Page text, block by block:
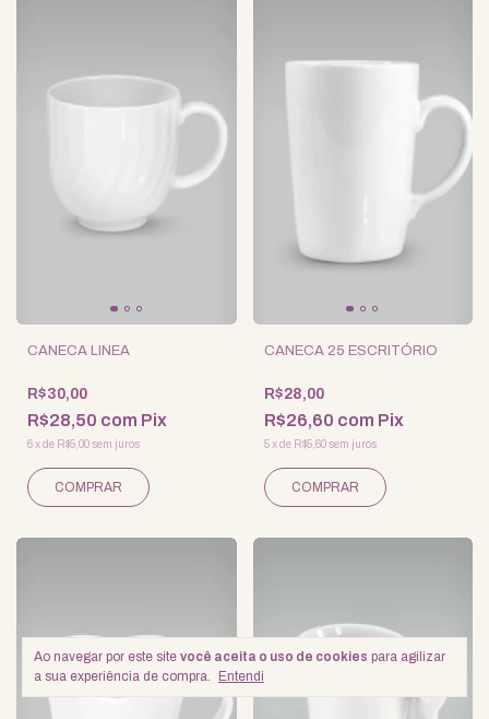
Ao navegar por este site você aceita o uso de cookies para agilizar
a sua experiência de compra.
Entendi
CANECA LINEA
R$30,00
R$28,50 com Pix
6xde R$5,00sem juros
CANECA 25 ESCRITÓRIO
R$28,00
R$26,60 com Pix
5 xde R$5,60 sem juros